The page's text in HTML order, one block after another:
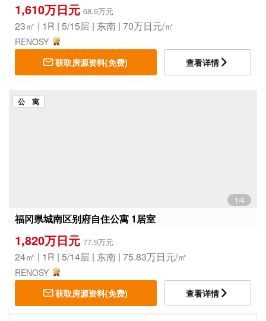
1,610万日元 68.9万元
23㎡ | 1R | 5/15层 | 东南 | 70万日元/㎡
RENOSY
获取房源资料(免费)
查看详情
公 寓
1/4
福冈県城南区别府自住公寓 1居室
1,820万日元 77.9万元
24㎡ | 1R | 5/14层 | 东南 | 75.83万日元/㎡
RENOSY
获取房源资料(免费)
查看详情